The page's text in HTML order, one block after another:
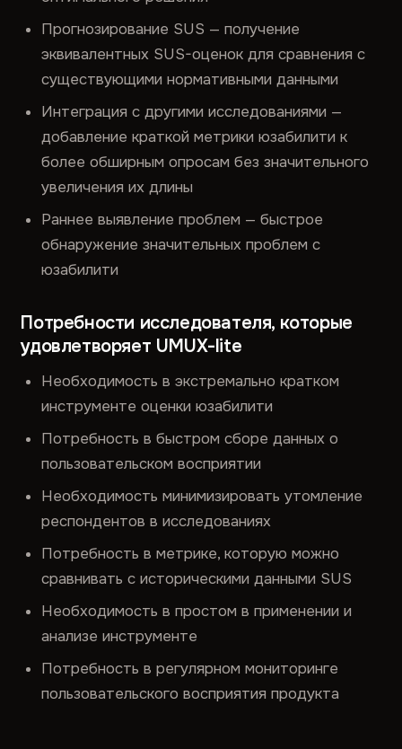
Прогнозирование SUS — получение
эквивалентных SUS-оценок для сравнения с
существующими нормативными данными
Интеграция с другими исследованиями —
добавление краткой метрики юзабилити к
более обширным опросам без значительного
увеличения их длины
Раннее выявление проблем — быстрое
обнаружение значительных проблем с
юзабилити
Потребности исследователя, которые
удовлетворяет UMUX-lite
Необходимость в экстремально кратком
инструменте оценки юзабилити
Потребность в быстром сборе данных о
пользовательском восприятии
Необходимость минимизировать утомление
респондентов в исследованиях
Потребность в метрике, которую можно
сравнивать с историческими данными SUS
Необходимость в простом в применении и
анализе инструменте
Потребность в регулярном мониторинге
пользовательского восприятия продукта